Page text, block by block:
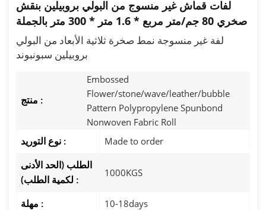
لفات قماش غير منسوج من البولي بروبيلين بنقش
صخري 80 جم/متر مربع * 1.6 متر * 300 متر بالجملة
لفة غير منسوجة نمط صخرة ثلاثية الأبعاد من البولي
بروبيلين سبونبوند
منتج :
Embossed
Flower/stone/wave/leather/bubble
Pattern Polypropylene Spunbond
Nonwoven Fabric Roll
نوع التوريد : Made to order
الطلب (الحد الأدنى
لكمية الطلب) :
1000KGS
مهلة : 10-18days